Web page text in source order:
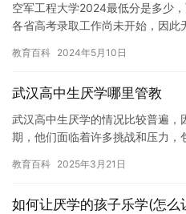
空军工程大学2024最低分是多少
各省高考录取工作尚未开始，因此
教育百科 2024年5月10日
武汉高中生厌学哪里管教
武汉高中生厌学的情况比较普遍
期，他们面临着许多挑战和压力，
武汉高…
教育百科 2025年3月21日
如何让厌学的孩子乐学(怎么